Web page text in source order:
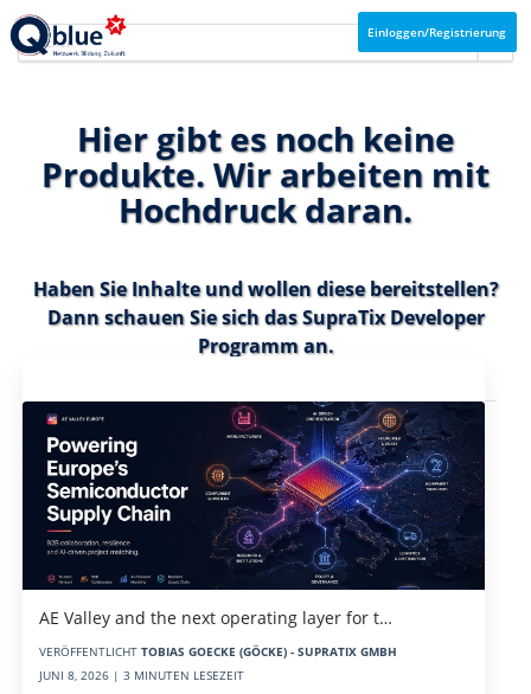
Einloggen/Registrierung
Hier gibt es noch keine
Produkte. Wir arbeiten mit
Hochdruck daran.
Haben Sie Inhalte und wollen diese bereitstellen?
Dann schauen Sie sich dasSupraTix Developer
Programman.
AE Valley and the next operating layer for t…
VERÖFFENTLICHT TOBIAS GOECKE (GÖCKE) - SUPRATIX GMBH
JUNI 8, 2026 | 3 MINUTEN LESEZEIT